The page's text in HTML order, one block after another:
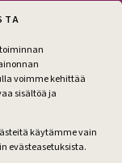
voimme kehittää
sisältöä ja
käytämme vain
evästeasetuksista.